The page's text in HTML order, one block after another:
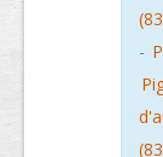
-